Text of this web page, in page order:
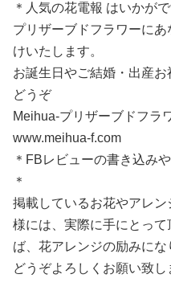
＊人気の花電報 はいかが
プリザーブドフラワーに
けいたします。
お誕生日やご結婚・出産
どうぞ
Meihua-プリザーブドフラ
www.meihua-f.com
＊FBレビューの書き込み
＊
掲載しているお花やアレ
様には、実際に手にとっ
ば、花アレンジの励みにな
どうぞよろしくお願い致し